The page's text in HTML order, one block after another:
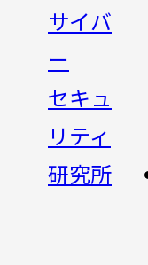
サイバ
ー
セキュ
リティ
研究所